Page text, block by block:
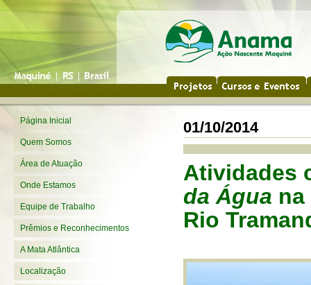
Página Inicial
Quem Somos
Área de Atuação
Onde Estamos
Equipe de Trabalho
Prêmios e Reconhecimentos
A Mata Atlântica
Localização
01/10/2014
Atividades
da Água
Rio